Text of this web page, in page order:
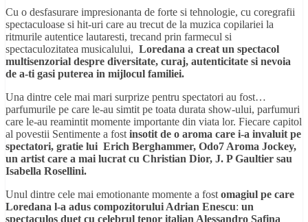
Cu o desfasurare impresionanta de forte si tehnologie, cu coregrafii
spectaculoase si hit-uri care au trecut de la muzica copilariei la
ritmurile autentice lautaresti, trecand prin farmecul si
spectaculozitatea musicalului, Loredana a creat un spectacol
multisenzorial despre diversitate, curaj, autenticitate si nevoia
de a-ti gasi puterea in mijlocul familiei.
Una dintre cele mai mari surprize pentru spectatori au fost…
parfumurile pe care le-au simtit pe toata durata show-ului, parfumuri
care le-au reamintit momente importante din viata lor. Fiecare capitol
al povestii Sentimente a fost insotit de o aroma care i-a invaluit pe
spectatori, gratie lui Erich Berghammer, Odo7 Aroma Jockey,
un artist care a mai lucrat cu Christian Dior, J. P Gaultier sau
Isabella Rosellini.
Unul dintre cele mai emotionante momente a fost omagiul pe care
Loredana l-a adus compozitorului Adrian Enescu: un
spectaculos duet cu celebrul tenor italian Alessandro Safina